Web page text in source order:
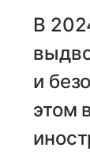
В
и
этом